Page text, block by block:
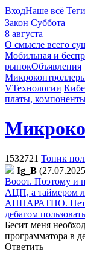
ВходНаше всё Теги
Закон Суббота
8 августа
О смысле всего
Мобильная и
рынокОбъявления
VТехнологии
платы,
1532721 Топик
Ig_B
Вооот. Поэтому и
АЦП, а таймером
АППАРАТНО. Нет
дебагом
Бесит меня
программатора в
Ответить